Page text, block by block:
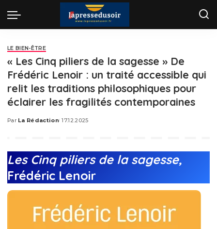
LE BIEN-ÊTRE
« Les Cinq piliers de la sagesse » De
Frédéric Lenoir : un traité accessible qui
relit les traditions philosophiques pour
éclairer les fragilités contemporaines
Posted
Par La Rédaction 17.12.2025
Les Cinq piliers de la sagesse,
Frédéric Lenoir